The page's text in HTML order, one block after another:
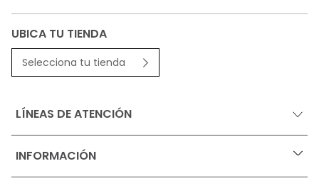
UBICA TU TIENDA
Selecciona tu tienda
LÍNEAS DE ATENCIÓN
INFORMACIÓN +